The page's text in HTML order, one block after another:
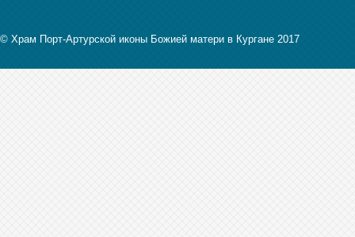
© Храм Порт-Артурской иконы Божией матери в Кургане 2017